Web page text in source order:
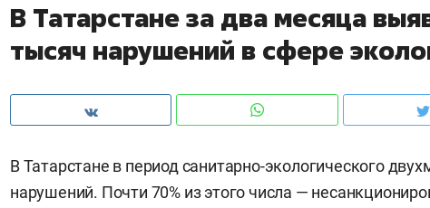
В Татарстане за два месяца
тысяч нарушений в сфере
В Татарстане в период санитарно-экологического
нарушений. Почти 70% из этого числа —